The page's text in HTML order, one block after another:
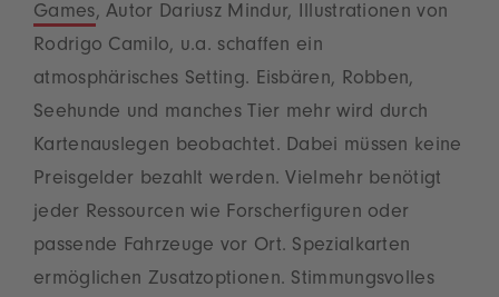
Games, Autor Dariusz Mindur, Illustrationen von
Rodrigo Camilo, u.a. schaffen ein
atmosphärisches Setting. Eisbären, Robben,
Seehunde und manches Tier mehr wird durch
Kartenauslegen beobachtet. Dabei müssen keine
Preisgelder bezahlt werden. Vielmehr benötigt
jeder Ressourcen wie Forscherfiguren oder
passende Fahrzeuge vor Ort. Spezialkarten
ermöglichen Zusatzoptionen. Stimmungsvolles